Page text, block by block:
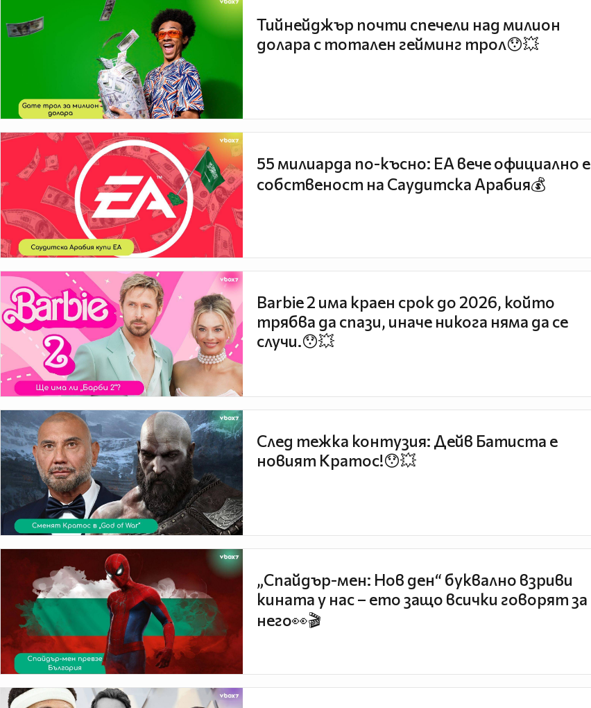
Тийнейджър почти спечели над милион
долара с тотален гейминг трол😯💥
55 милиарда по-късно: EA вече официално е
собственост на Саудитска Арабия💰
Barbie 2 има краен срок до 2026, който
трябва да спази, иначе никога няма да се
случи.😯💥
След тежка контузия: Дейв Батиста е
новият Кратос!😯💥
„Спайдър-мен: Нов ден“ буквално взриви
кината у нас – ето защо всички говорят за
него👀🎬